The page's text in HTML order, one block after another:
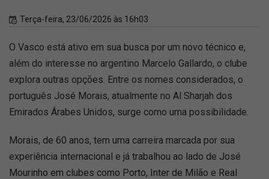
Terça-feira, 23/06/2026 às 16h03
O Vasco está ativo em sua busca por um novo técnico e,
além do interesse no argentino Marcelo Gallardo, o clube
explora outras opções. Entre os nomes considerados, o
português José Morais, atualmente no Al Sharjah dos
Emirados Árabes Unidos, surge como uma possibilidade.
Morais, de 60 anos, tem uma carreira marcada por sua
experiência internacional e já trabalhou ao lado de José
Mourinho em clubes como Porto, Inter de Milão e Real